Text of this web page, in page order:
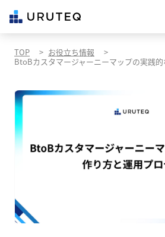
TOP
お役立ち情報
BtoBカスタマージャーニーマップの実践